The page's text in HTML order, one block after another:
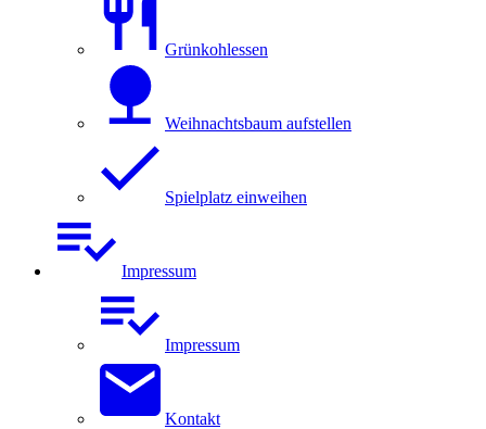
Grünkohlessen
Weihnachtsbaum aufstellen
Spielplatz einweihen
Impressum
Impressum
Kontakt